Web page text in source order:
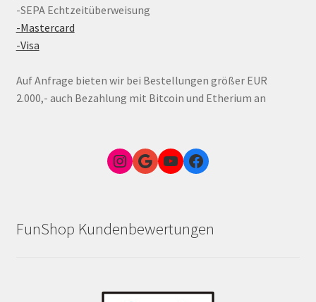
-SEPA Echtzeitüberweisung
-Mastercard
-Visa
Auf Anfrage bieten wir bei Bestellungen größer EUR
2.000,- auch Bezahlung mit Bitcoin und Etherium an
Instagram
Google Link zum FunShop WienYouTubeFacebook
FunShop Kundenbewertungen